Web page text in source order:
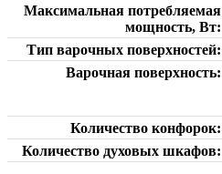
Максимальная потребляемая
мощность, Вт
Тип варочных поверхностей
Варочная поверхность
Количество конфорок
Количество духовых шкафов